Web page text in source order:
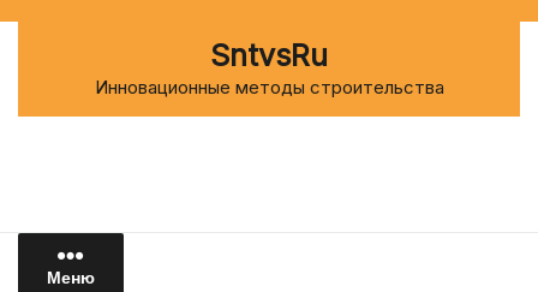
SntvsRu
Инновационные методы строительства
Меню